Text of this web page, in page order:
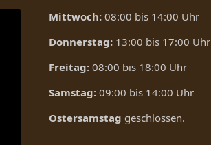
Mittwoch: 08:00 bis 14:00 Uhr
Donnerstag: 13:00 bis 17:00 Uhr
Freitag: 08:00 bis 18:00 Uhr
Samstag: 09:00 bis 14:00 Uhr
Ostersamstag geschlossen.